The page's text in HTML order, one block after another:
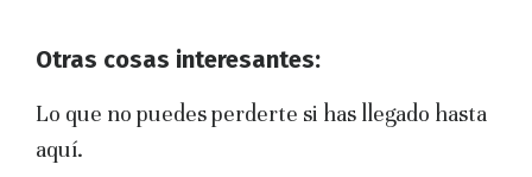
Otras cosas interesantes:
Lo que no puedes perderte si has llegado hasta
aquí.